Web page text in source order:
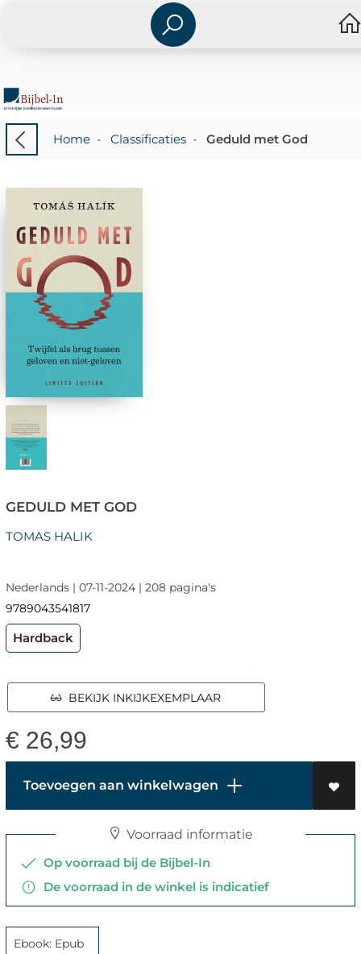
Home- Classificaties- Geduld met God
GEDULD MET GOD
TOMAS HALIK
Nederlands | 07-11-2024 | 208 pagina's
9789043541817
Hardback
BEKIJK INKIJKEXEMPLAAR
€ 26,99
Toevoegen aan winkelwagen
Voorraad informatie
Op voorraad bij de Bijbel-In
De voorraad in de winkel is indicatief
Ebook: Epub